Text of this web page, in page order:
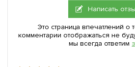
Написать
Это страница впечатлений о
комментарии отображаться не
мы всегда ответим